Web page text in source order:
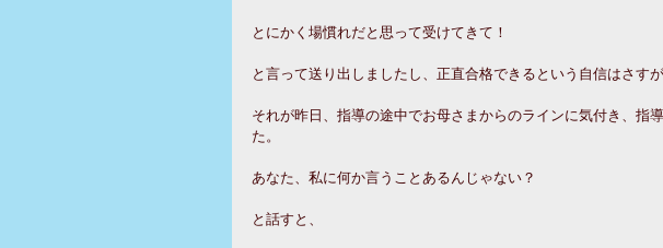
とにかく場慣れだと思って受けてきて！
と言って送り出しましたし、正直合格できるという自信はさす
それが昨日、指導の途中でお母さまからのラインに気付き、指
た。
あなた、私に何か言うことあるんじゃない？
と話すと、